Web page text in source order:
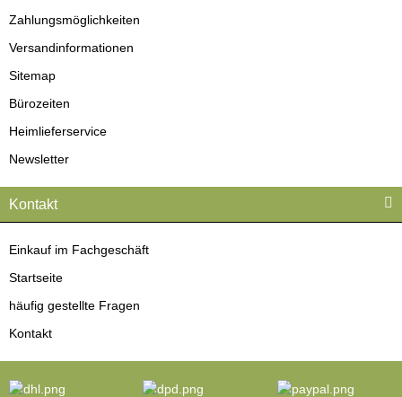
Zahlungsmöglichkeiten
Versandinformationen
Sitemap
Bürozeiten
Heimlieferservice
Newsletter
Kontakt
Einkauf im Fachgeschäft
Startseite
häufig gestellte Fragen
Kontakt